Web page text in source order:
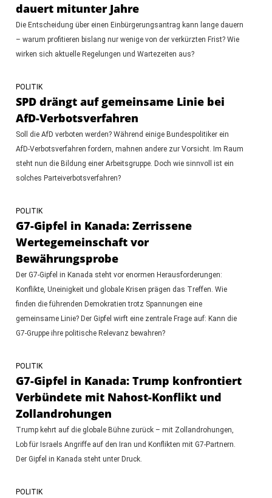
dauert mitunter Jahre
Die Entscheidung über einen Einbürgerungsantrag kann lange dauern
– warum profitieren bislang nur wenige von der verkürzten Frist? Wie
wirken sich aktuelle Regelungen und Wartezeiten aus?
POLITIK
SPD drängt auf gemeinsame Linie bei
AfD-Verbotsverfahren
Soll die AfD verboten werden? Während einige Bundespolitiker ein
AfD-Verbotsverfahren fordern, mahnen andere zur Vorsicht. Im Raum
steht nun die Bildung einer Arbeitsgruppe. Doch wie sinnvoll ist ein
solches Parteiverbotsverfahren?
POLITIK
G7-Gipfel in Kanada: Zerrissene
Wertegemeinschaft vor
Bewährungsprobe
Der G7-Gipfel in Kanada steht vor enormen Herausforderungen:
Konflikte, Uneinigkeit und globale Krisen prägen das Treffen. Wie
finden die führenden Demokratien trotz Spannungen eine
gemeinsame Linie? Der Gipfel wirft eine zentrale Frage auf: Kann die
G7-Gruppe ihre politische Relevanz bewahren?
POLITIK
G7-Gipfel in Kanada: Trump konfrontiert
Verbündete mit Nahost-Konflikt und
Zollandrohungen
Trump kehrt auf die globale Bühne zurück – mit Zollandrohungen,
Lob für Israels Angriffe auf den Iran und Konflikten mit G7-Partnern.
Der Gipfel in Kanada steht unter Druck.
POLITIK